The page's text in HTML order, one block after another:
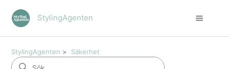
StylingAgenten
StylingAgenten Säkerhet